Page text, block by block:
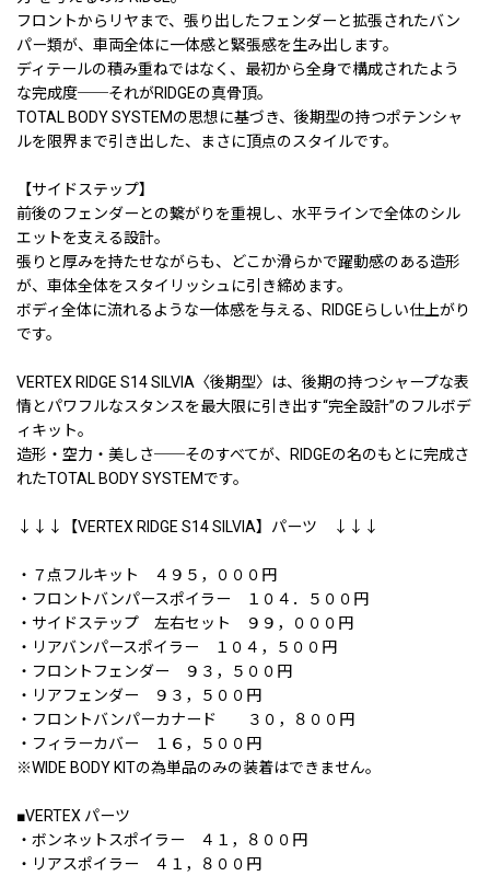
フロントからリヤまで、張り出したフェンダーと拡張されたバン
パー類が、車両全体に一体感と緊張感を生み出します。
ディテールの積み重ねではなく、最初から全身で構成されたよう
な完成度──それがRIDGEの真骨頂。
TOTAL BODY SYSTEMの思想に基づき、後期型の持つポテンシャ
ルを限界まで引き出した、まさに頂点のスタイルです。
【サイドステップ】
前後のフェンダーとの繋がりを重視し、水平ラインで全体のシル
エットを支える設計。
張りと厚みを持たせながらも、どこか滑らかで躍動感のある造形
が、車体全体をスタイリッシュに引き締めます。
ボディ全体に流れるような一体感を与える、RIDGEらしい仕上がり
です。
VERTEX RIDGE S14 SILVIA〈後期型〉は、後期の持つシャープな表
情とパワフルなスタンスを最大限に引き出す“完全設計”のフルボデ
ィキット。
造形・空力・美しさ──そのすべてが、RIDGEの名のもとに完成さ
れたTOTAL BODY SYSTEMです。
↓↓↓【VERTEX RIDGE S14 SILVIA】パーツ ↓↓↓
・７点フルキット ４９５，０００円
・フロントバンパースポイラー １０４．５００円
・サイドステップ 左右セット ９９，０００円
・リアバンパースポイラー １０４，５００円
・フロントフェンダー ９３，５００円
・リアフェンダー ９３，５００円
・フロントバンパーカナード ３０，８００円
・フィラーカバー １６，５００円
※WIDE BODY KITの為単品のみの装着はできません。
■VERTEX パーツ
・ボンネットスポイラー ４１，８００円
・リアスポイラー ４１，８００円